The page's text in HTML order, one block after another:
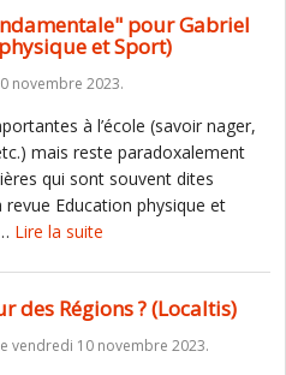
pour Gabriel
et Sport)
novembre 2023.
à l’école (savoir nager,
mais reste paradoxalement
qui sont souvent dites
Education physique et
Lire la suite
des Régions ? (Localtis)
vendredi 10 novembre 2023.